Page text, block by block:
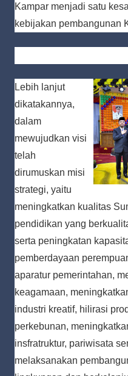
Kampar menjadi satu
kebijakan pembangunan
Lebih lanjut
dikatakannya,
dalam
mewujudkan visi
telah
dirumuskan misi
strategi, yaitu
meningkatkan kualitas
pendidikan yang
serta peningkatan
pemberdayaan
aparatur pemerintahan,
keagamaan,
industri kreatif, hilirasi
perkebunan,
insfratruktur, pariwisata
melaksanakan